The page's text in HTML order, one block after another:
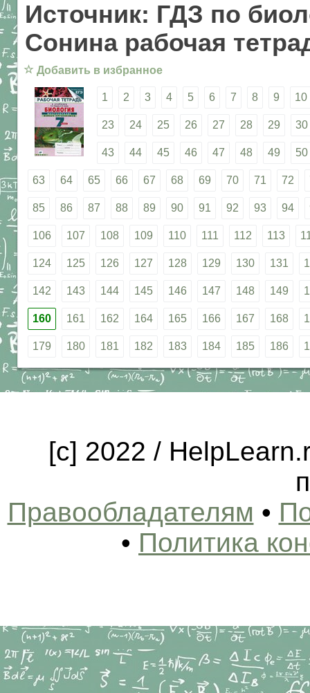
Источник: ГДЗ по
Сонина рабочая
☆ Добавить в избранное
1 2 3 4 5 6 7 8 9 10
23 24 25 26 27 28 29 30
43 44 45 46 47 48 49 50
63 64 65 66 67 68 69 70 71 72
85 86 87 88 89 90 91 92 93 94
106 107 108 109 110 111 112 113
124 125 126 127 128 129 130 131
142 143 144 145 146 147 148 149
160 161 162 164 165 166 167 168
179 180 181 182 183 184 185 186
[c] 2022 /
Правообладателям •
• Политика